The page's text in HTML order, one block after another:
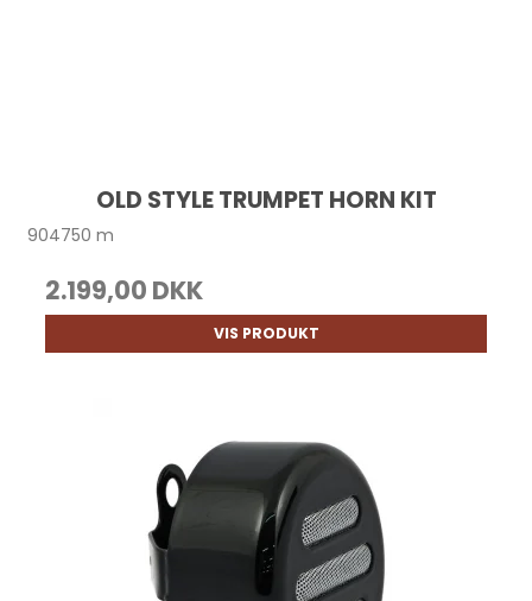
OLD STYLE TRUMPET HORN KIT
904750 m
2.199,00 DKK
VIS PRODUKT